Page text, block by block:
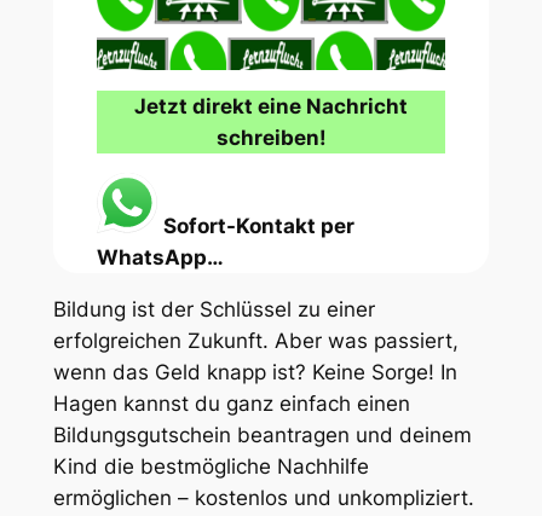
Jetzt direkt eine Nachricht
schreiben!
Sofort-Kontakt per
WhatsApp…
Bildung ist der Schlüssel zu einer
erfolgreichen Zukunft. Aber was passiert,
wenn das Geld knapp ist? Keine Sorge! In
Hagen kannst du ganz einfach einen
Bildungsgutschein beantragen und deinem
Kind die bestmögliche Nachhilfe
ermöglichen – kostenlos und unkompliziert.